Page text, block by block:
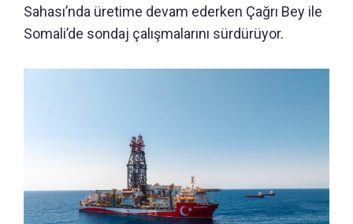
Sahası’nda üretime devam ederken Çağrı Bey ile
Somali’de sondaj çalışmalarını sürdürüyor.